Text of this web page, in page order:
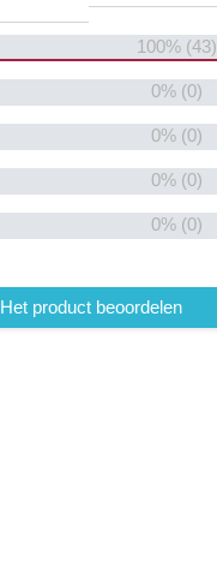
100% (43)
0% (0)
0% (0)
0% (0)
0% (0)
Het product beoordelen